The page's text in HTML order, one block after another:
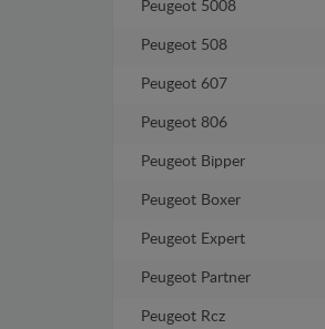
Peugeot 5008
Peugeot 508
Peugeot 607
Peugeot 806
Peugeot Bipper
Peugeot Boxer
Peugeot Expert
Peugeot Partner
Peugeot Rcz